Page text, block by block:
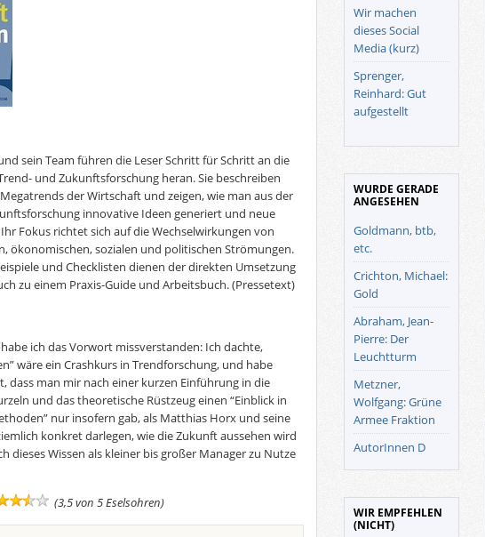
sein Team führen die Leser Schritt für Schritt an die
und Zukunftsforschung heran. Sie beschreiben
der Wirtschaft und zeigen, wie man aus der
innovative Ideen generiert und neue
Fokus richtet sich auf die Wechselwirkungen von
ökonomischen, sozialen und politischen Strömungen.
und Checklisten dienen der direkten Umsetzung
zu einem Praxis-Guide und Arbeitsbuch.(Pressetext)
ich das Vorwort missverstanden: Ich dachte,
wäre ein Crashkurs in Trendforschung, und habe
dass man mir nach einer kurzen Einführung in die
und das theoretische Rüstzeug einen “Einblick in
nur insofern gab, als Matthias Horx und seine
konkret darlegen, wie die Zukunft aussehen wird
dieses Wissen als kleiner bis großer Manager zu Nutze
(3,5 von 5 Eselsohren)
Wir machen
dieses Social
Media (kurz)
Sprenger,
Reinhard: Gut
aufgestellt
WURDE GERADE
ANGESEHEN
Goldmann, btb,
etc.
Crichton, Michael:
Gold
Abraham, Jean-
Pierre: Der
Leuchtturm
Metzner,
Wolfgang: Grüne
Armee Fraktion
AutorInnen D
WIR EMPFEHLEN
(NICHT)